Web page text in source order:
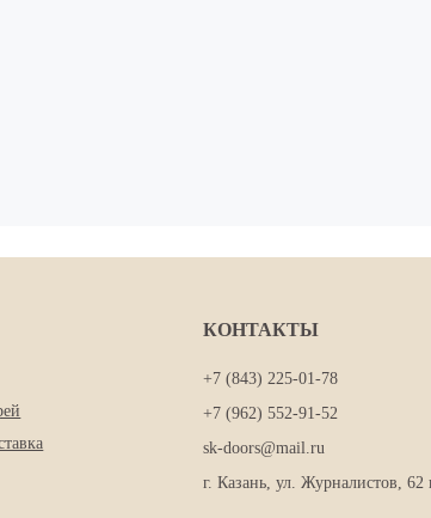
КОНТАКТЫ
+7 (843) 225-01-78
+7 (962) 552-91-52
sk-doors@mail.ru
г. Казань, ул. Журналистов, 62